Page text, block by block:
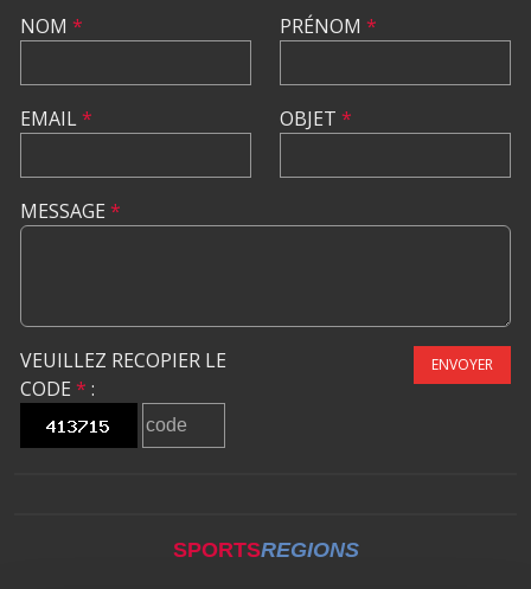
NOM *
EMAIL*
PRÉNOM *
OBJET *
MESSAGE *
VEUILLEZ RECOPIER LE
CODE * :
ENVOYER
SPORTSREGIONS